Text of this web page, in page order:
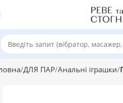
ДЛЯ ПАР Анальні іграшки